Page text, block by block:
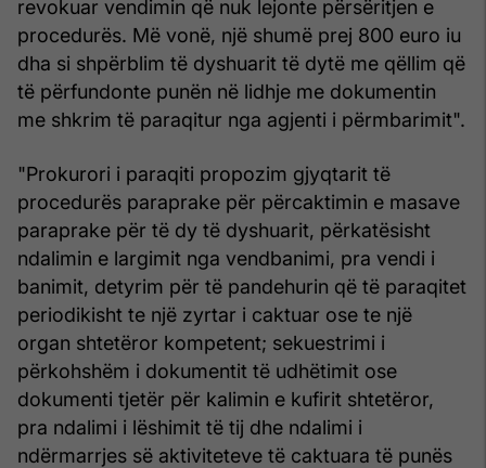
revokuar vendimin që nuk lejonte përsëritjen e
procedurës. Më vonë, një shumë prej 800 euro iu
dha si shpërblim të dyshuarit të dytë me qëllim që
të përfundonte punën në lidhje me dokumentin
me shkrim të paraqitur nga agjenti i përmbarimit".
"Prokurori i paraqiti propozim gjyqtarit të
procedurës paraprake për përcaktimin e masave
paraprake për të dy të dyshuarit, përkatësisht
ndalimin e largimit nga vendbanimi, pra vendi i
banimit, detyrim për të pandehurin që të paraqitet
periodikisht te një zyrtar i caktuar ose te një
organ shtetëror kompetent; sekuestrimi i
përkohshëm i dokumentit të udhëtimit ose
dokumenti tjetër për kalimin e kufirit shtetëror,
pra ndalimi i lëshimit të tij dhe ndalimi i
ndërmarrjes së aktiviteteve të caktuara të punës